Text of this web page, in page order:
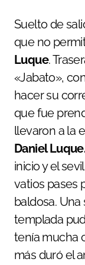
Suelto de
que no
Luque.
«Jabato»,
hacer su
que fue
llevaron a la
Daniel
inicio y el
vatios pases
baldosa.
templada
tenía mucha
más duró el